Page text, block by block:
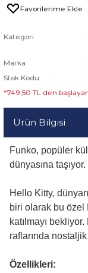
Kategori
Marka
Stok Kodu
*749,50 TL den
Ürün Bilgisi
Funko, popüler
dünyasına taşıyor.
Hello Kitty,
biri olarak bu
katılmayı
raflarında
Özellikleri: